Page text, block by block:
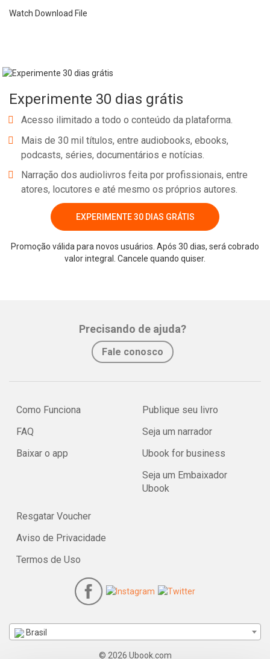
Watch Download File
Experimente 30 dias grátis
Acesso ilimitado a todo o conteúdo da plataforma.
Mais de 30 mil títulos, entre audiobooks, ebooks,
podcasts, séries, documentários e notícias.
Narração dos audiolivros feita por profissionais, entre
atores, locutores e até mesmo os próprios autores.
EXPERIMENTE 30 DIAS GRÁTIS
Promoção válida para novos usuários. Após 30 dias, será cobrado
valor integral. Cancele quando quiser.
Precisando de ajuda?
Fale conosco
Como Funciona
FAQ
Baixar o app
Publique seu livro
Seja um narrador
Ubook for business
Seja um Embaixador
Ubook
Resgatar Voucher
Aviso de Privacidade
Termos de Uso
Brasil
© 2026 Ubook.com
Whatsapp Facebook Twitter